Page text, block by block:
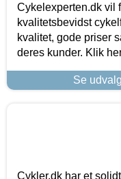
Cykelexperten.dk vil
kvalitetsbevidst
kvalitet, gode priser
deres kunder. Klik
Se
Cykler.dk har et